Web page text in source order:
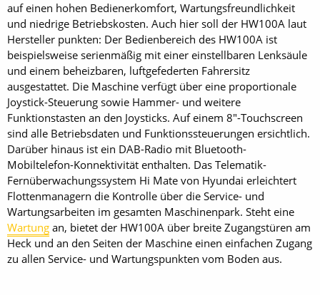
auf einen hohen Bedienerkomfort, Wartungsfreundlichkeit
und niedrige Betriebskosten. Auch hier soll der HW100A laut
Hersteller punkten: Der Bedienbereich des HW100A ist
beispielsweise serienmäßig mit einer einstellbaren Lenksäule
und einem beheizbaren, luftgefederten Fahrersitz
ausgestattet. Die Maschine verfügt über eine proportionale
Joystick-Steuerung sowie Hammer- und weitere
Funktionstasten an den Joysticks. Auf einem 8"-Touchscreen
sind alle Betriebsdaten und Funktionssteuerungen ersichtlich.
Darüber hinaus ist ein DAB-Radio mit Bluetooth-
Mobiltelefon-­Konnektivität enthalten. Das Telematik-
Fernüberwachungssystem Hi Mate von Hyundai erleichtert
Flottenmanagern die Kontrolle über die Service- und
Wartungsarbeiten im gesamten Maschinenpark. Steht eine
Wartung an, bietet der HW100A über breite Zugangstüren am
Heck und an den Seiten der Maschine einen einfachen Zugang
zu allen Service- und Wartungspunkten vom Boden aus.